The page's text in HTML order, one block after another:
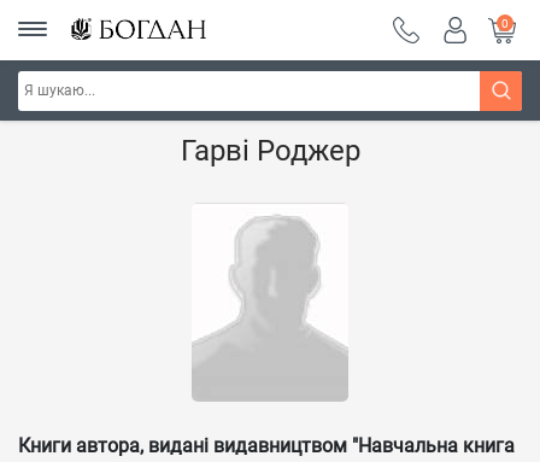
0
Головна Наші автори - Навчальна книга - "Богдан"
Гарві Роджер
Книги автора, видані видавництвом "Навчальна книга